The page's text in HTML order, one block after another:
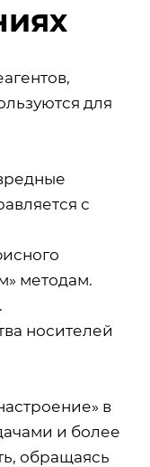
для
с
методам.
носителей
в
и более
обращаясь